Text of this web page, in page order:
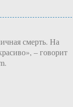
смерть. На
– говорит